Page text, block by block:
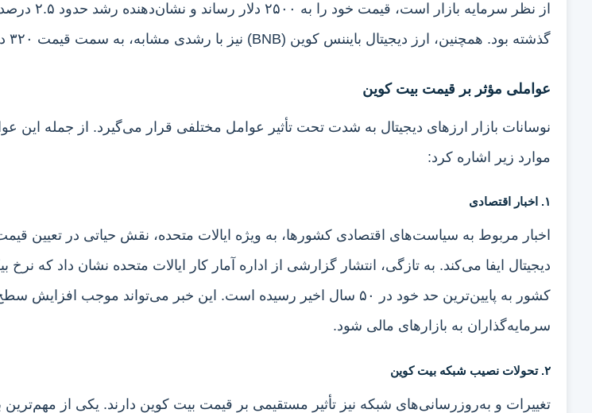
از نظر سرمایه بازار
گذشته بود. همچنین، ارز دیجیتال بایننس کوین (BNB) نیز با رشدی مشابه، به سمت قیمت ۳۲۰ دلار حرکت کرد.
عواملی مؤثر بر قیمت بیت کوین
نوسانات بازار ارزهای دیجیتال به شدت تحت تأثیر عوامل مختلفی قرار می‌گیرد. از جمله این
موارد زیر اشاره کرد:
۱. اخبار اقتصادی
اخبار مربوط به سیاست‌های اقتصادی کشورها، به ویژه ایالات متحده، نقش حیاتی در تعیین
دیجیتال ایفا می‌کند. به تازگی، انتشار گزارشی از اداره آمار کار ایالات متحده نشان داد که نرخ
کشور به پایین‌ترین حد خود در ۵۰ سال اخیر رسیده است. این خبر می‌تواند موجب افزایش
سرمایه‌گذاران به بازارهای مالی شود.
۲. تحولات نصیب شبکه بیت کوین
تغییرات و به‌روزرسانی‌های شبکه نیز تأثیر مستقیمی بر قیمت بیت کوین دارند. یکی از مهم‌ترین